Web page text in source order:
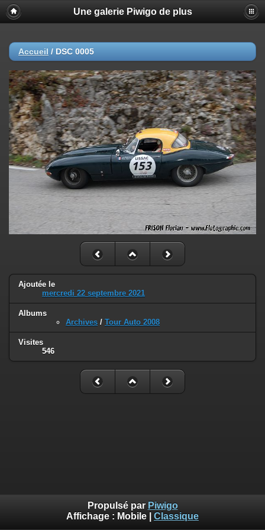
Une galerie Piwigo de plus
Accueil / DSC 0005
Ajoutée le
mercredi 22 septembre 2021
Albums
Archives / Tour Auto 2008
Visites
546
Propulsé par Piwigo
Affichage : Mobile Classique